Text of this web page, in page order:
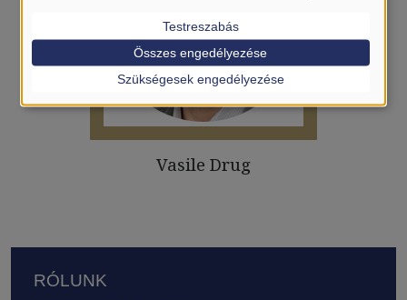
Vasile Drug
Lábléc
RÓLUNK
Testreszabás
Szükségesek engedélyezése
Összes engedélyezése